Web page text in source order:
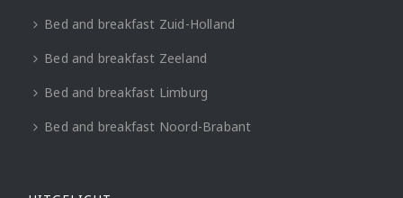
Bed and breakfast Zuid-Holland
Bed and breakfast Zeeland
Bed and breakfast Limburg
Bed and breakfast Noord-Brabant